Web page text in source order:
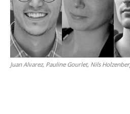
Juan Alvarez, Pauline Gourlet, Nils